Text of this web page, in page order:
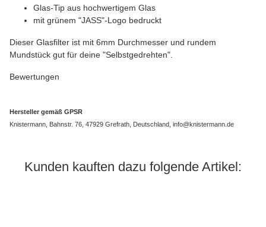
Glas-Tip aus hochwertigem Glas
mit grünem "JASS"-Logo bedruckt
Dieser Glasfilter ist mit 6mm Durchmesser und rundem
Mundstück gut für deine "Selbstgedrehten".
Bewertungen
Hersteller gemäß GPSR
Knistermann, Bahnstr. 76, 47929 Grefrath, Deutschland, info@knistermann.de
Kunden kauften dazu folgende Artikel: